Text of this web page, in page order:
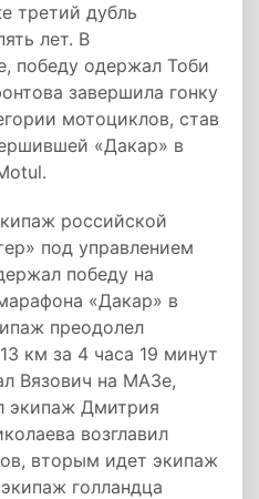
третий дубль
лет. В
победу одержал Тоби
завершила гонку
мотоциклов, став
«Дакар» в
российской
под управлением
победу на
«Дакар» в
преодолел
км за 4 часа 19 минут
Вязович на МАЗе,
экипаж Дмитрия
возглавил
вторым идет экипаж
голландца